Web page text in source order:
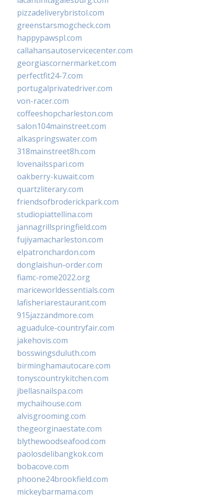
pizzadeliverybristol.com
greenstarsmogcheck.com
happypawspl.com
callahansautoservicecenter.com
georgiascornermarket.com
perfectfit24-7.com
portugalprivatedriver.com
von-racer.com
coffeeshopcharleston.com
salon104mainstreet.com
alkaspringswater.com
318mainstreet8h.com
lovenailsspari.com
oakberry-kuwait.com
quartzliterary.com
friendsofbroderickpark.com
studiopiattellina.com
jannagrillspringfield.com
fujiyamacharleston.com
elpatronchardon.com
donglaishun-order.com
fiamc-rome2022.org
mariceworldessentials.com
lafisheriarestaurant.com
915jazzandmore.com
aguadulce-countryfair.com
jakehovis.com
bosswingsduluth.com
birminghamautocare.com
tonyscountrykitchen.com
jbellasnailspa.com
mychaihouse.com
alvisgrooming.com
thegeorginaestate.com
blythewoodseafood.com
paolosdelibangkok.com
bobacove.com
phoone24brookfield.com
mickeybarmama.com